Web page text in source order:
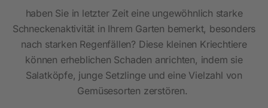
haben Sie in letzter Zeit eine ungewöhnlich starke
Schneckenaktivität in Ihrem Garten bemerkt, besonders
nach starken Regenfällen? Diese kleinen Kriechtiere
können erheblichen Schaden anrichten, indem sie
Salatköpfe, junge Setzlinge und eine Vielzahl von
Gemüsesorten zerstören.